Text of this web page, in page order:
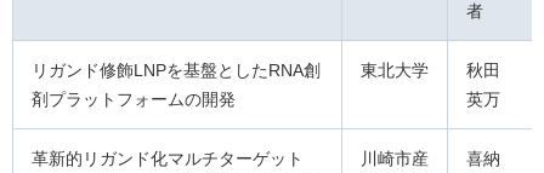
者
リガンド修飾LNPを基盤としたRNA創
剤プラットフォームの開発
東北大学
秋田
英万
革新的リガンド化マルチターゲット
川崎市産
喜納